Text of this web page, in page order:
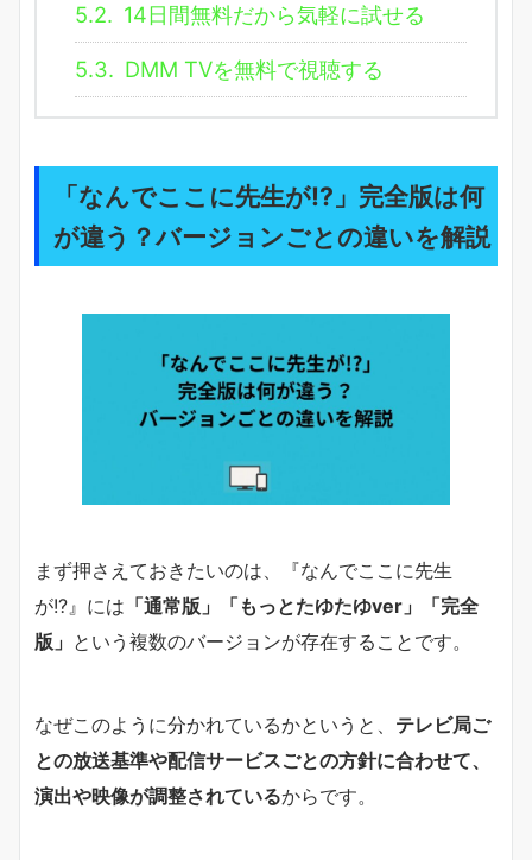
5.2. 14日間無料だから気軽に試せる
5.3. DMM TVを無料で視聴する
「なんでここに先生が!?」完全版は何
が違う？バージョンごとの違いを解説
まず押さえておきたいのは、『なんでここに先生
が!?』には 「通常版」「もっとたゆたゆver」「完全
版」 という複数のバージョンが存在することです。
なぜこのように分かれているかというと、 テレビ局ご
との放送基準や配信サービスごとの方針に合わせて、
演出や映像が調整されているからです。